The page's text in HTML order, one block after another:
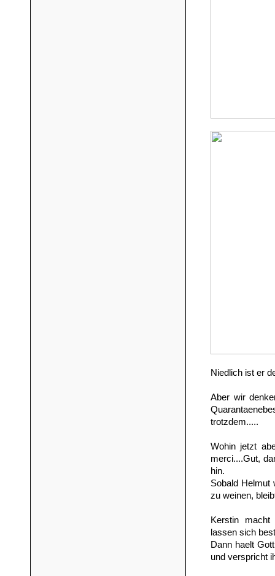
Niedlich ist er
Aber wir
trotzdem.....
Wohin jetzt
merci....Gut,
hin.
Sobald Helmut
zu weinen,
Kerstin macht
lassen sich
Dann haelt
und verspricht